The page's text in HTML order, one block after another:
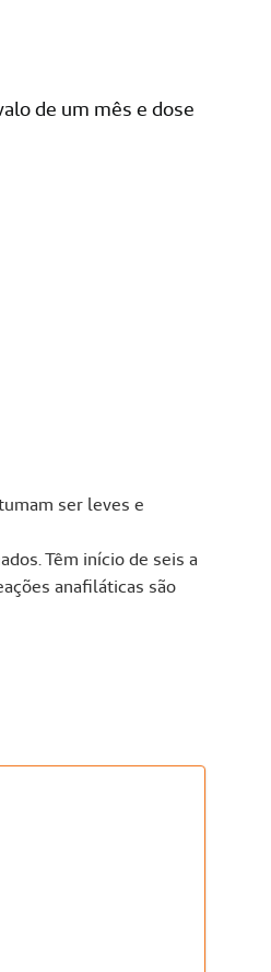
de um mês e dose
ser leves e
Têm início de seis a
anafiláticas são